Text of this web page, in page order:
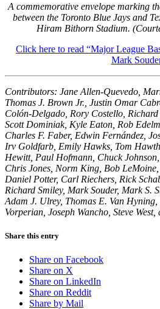
A commemorative envelope marking
between the Toronto Blue Jays and
Hiram Bithorn Stadium.
Click here to read “Major League
Mark
Contributors: Jane Allen-Quevedo,
Thomas J. Brown Jr., Justin Omar
Colón-Delgado, Rory Costello,
Scott Dominiak, Kyle Eaton, Rob
Charles F. Faber, Edwin Fernández,
Irv Goldfarb, Emily Hawks, Tom
Hewitt, Paul Hofmann, Chuck
Chris Jones, Norm King, Bob
Daniel Potter, Carl Riechers, Rick
Richard Smiley, Mark Souder, Mark S.
Adam J. Ulrey, Thomas E. Van
Vorperian, Joseph Wancho, Steve
Share this entry
Share on Facebook
Share on X
Share on LinkedIn
Share on Reddit
Share by Mail